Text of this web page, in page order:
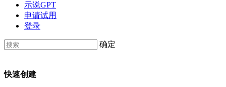
示说GPT
申请试用
登录
确定
快速创建